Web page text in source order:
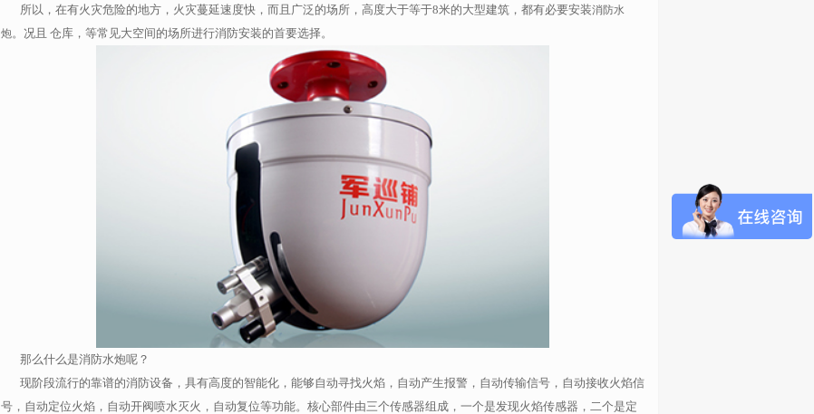
所以，在有火灾危险的地方，火灾蔓延速度快，而且广泛的场所，高度大于等于8米的大型建筑，都有必要安装消防水
炮。况且 仓库，等常见大空间的场所进行消防安装的首要选择。
那么什么是消防水炮呢？
现阶段流行的靠谱的消防设备，具有高度的智能化，能够自动寻找火焰，自动产生报警，自动传输信号，自动接收火焰信
号，自动定位火焰，自动开阀喷水灭火，自动复位等功能。核心部件由三个传感器组成，一个是发现火焰传感器，二个是定